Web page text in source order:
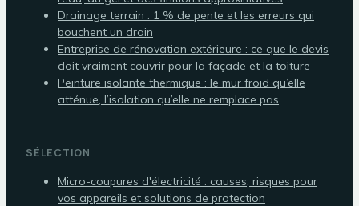
Drainage terrain : 1 % de pente et les erreurs qui
bouchent un drain
Entreprise de rénovation extérieure : ce que le devis
doit vraiment couvrir pour la façade et la toiture
Peinture isolante thermique : le mur froid qu’elle
atténue, l’isolation qu’elle ne remplace pas
SÉLECTION
Micro-coupures d'électricité : causes, risques pour
vos appareils et solutions de protection